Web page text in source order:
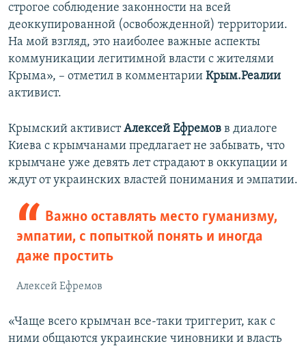
строгое соблюдение законности на всей
деоккупированной (освобожденной) территории.
На мой взгляд, это наиболее важные аспекты
коммуникации легитимной власти с жителями
Крыма», – отметил в комментарии Крым.Реалии
активист.
Крымский активистАлексей Ефремов в диалоге
Киева с крымчанами предлагает не забывать, что
крымчане уже девять лет страдают в оккупации и
ждут от украинских властей понимания и эмпатии.
Важно оставлять место гуманизму,
эмпатии, с попыткой понять и иногда
даже простить
Алексей Ефремов
«Чаще всего крымчан все-таки триггерит, как с
ними общаются украинские чиновники и власть